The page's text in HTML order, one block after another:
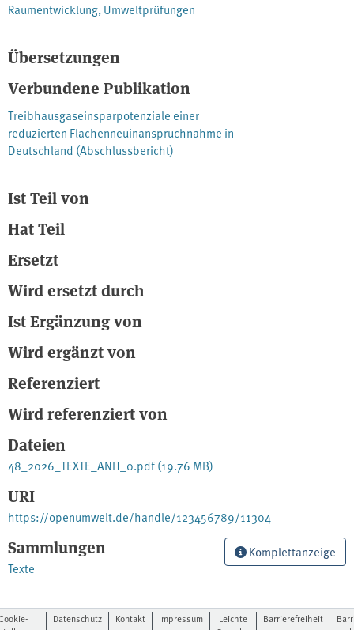
are obtained.
Raumentwicklung, Umweltprüfungen
Übersetzungen
Verbundene Publikation
Treibhausgaseinsparpotenziale einer
reduzierten Flächenneuinanspruchnahme in
Deutschland (Abschlussbericht)
Ist Teil von
Hat Teil
Ersetzt
Wird ersetzt durch
Ist Ergänzung von
Wird ergänzt von
Referenziert
Wird referenziert von
Dateien
48_2026_TEXTE_ANH_0.pdf(19.76 MB)
URI
https://openumwelt.de/handle/123456789/11304
Sammlungen
Texte
Komplettanzeige
Datenschutz Kontakt Impressum
Leichte
Barrierefreiheit